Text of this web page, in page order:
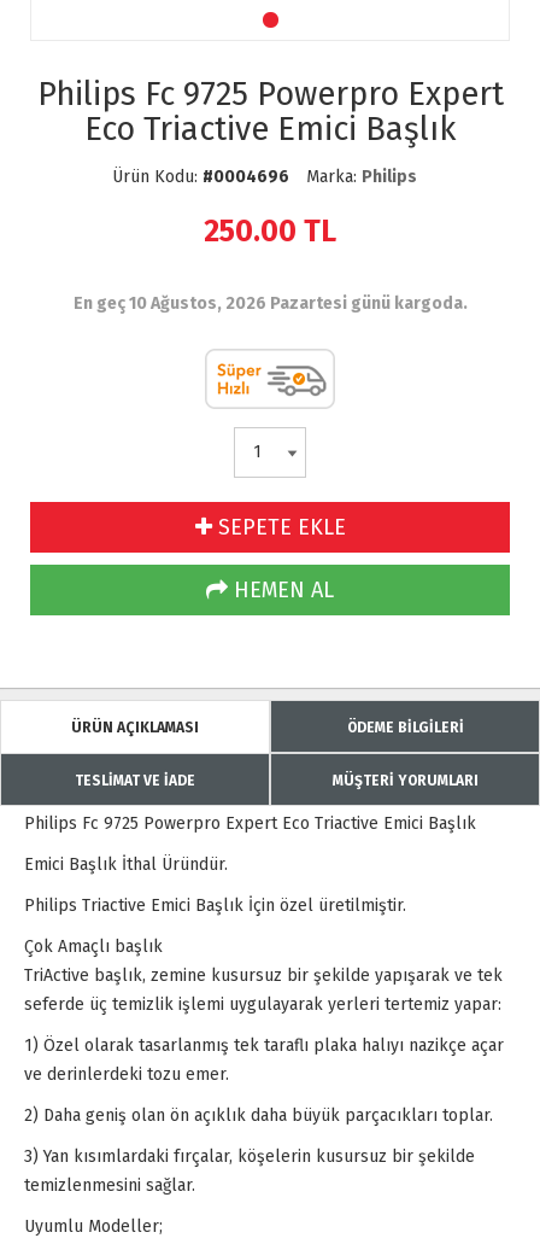
Philips Fc 9725 Powerpro Expert
Eco Triactive Emici Başlık
Ürün Kodu: #0004696 Marka: Philips
250.00 TL
En geç 10 Ağustos, 2026 Pazartesi günü kargoda.
SEPETE EKLE
HEMEN AL
ÜRÜN AÇIKLAMASI ÖDEME BİLGİLERİ
TESLİMAT VE İADE MÜŞTERİ YORUMLARI
Philips Fc 9725 Powerpro Expert Eco Triactive Emici Başlık
Emici Başlık İthal Üründür.
Philips Triactive Emici Başlık İçin özel üretilmiştir.
Çok Amaçlı başlık
TriActive başlık, zemine kusursuz bir şekilde yapışarak ve tek
seferde üç temizlik işlemi uygulayarak yerleri tertemiz yapar:
1) Özel olarak tasarlanmış tek taraflı plaka halıyı nazikçe açar
ve derinlerdeki tozu emer.
2) Daha geniş olan ön açıklık daha büyük parçacıkları toplar.
3) Yan kısımlardaki fırçalar, köşelerin kusursuz bir şekilde
temizlenmesini sağlar.
Uyumlu Modeller;